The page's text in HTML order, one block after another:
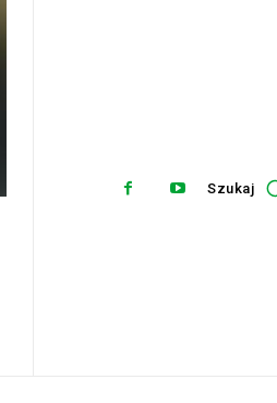
Szukaj